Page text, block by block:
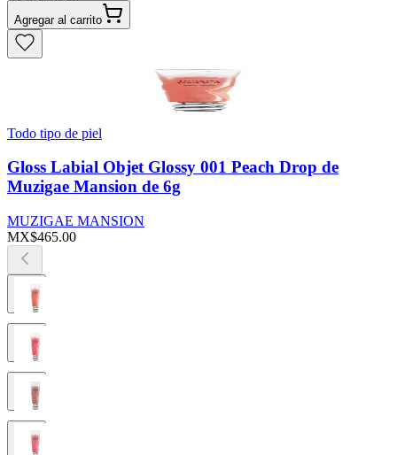
Agregar al carrito
Todo tipo de piel
Gloss Labial Objet Glossy 001 Peach Drop de
Muzigae Mansion de 6g
MUZIGAE MANSION
MX$465.00